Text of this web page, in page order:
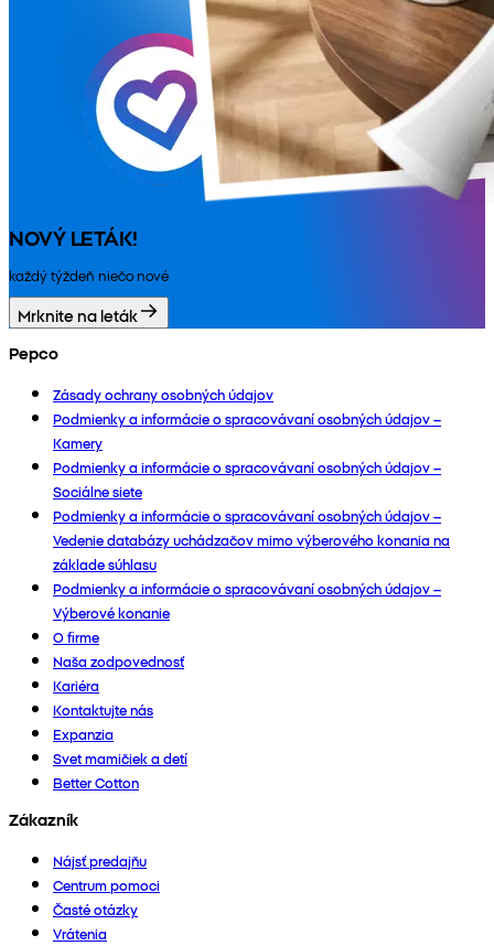
NOVÝ LETÁK!
každý týždeň niečo nové
Mrknite na leták
Pepco
Zásady ochrany osobných údajov
Podmienky a informácie o spracovávaní osobných údajov –
Kamery
Podmienky a informácie o spracovávaní osobných údajov –
Sociálne siete
Podmienky a informácie o spracovávaní osobných údajov –
Vedenie databázy uchádzačov mimo výberového konania na
základe súhlasu
Podmienky a informácie o spracovávaní osobných údajov –
Výberové konanie
O firme
Naša zodpovednosť
Kariéra
Kontaktujte nás
Expanzia
Svet mamičiek a detí
Better Cotton
Zákazník
Nájsť predajňu
Centrum pomoci
Časté otázky
Vrátenia